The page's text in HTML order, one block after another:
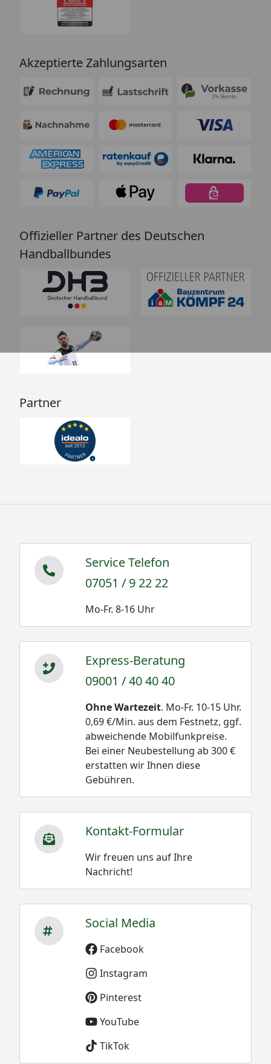
Akzeptierte Zahlungsarten
Offizieller Partner des Deutschen
Handballbundes
Partner
Service Telefon
07051 / 9 22 22
Mo-Fr. 8-16 Uhr
Express-Beratung
09001 / 40 40 40
Ohne Wartezeit. Mo-Fr. 10-15 Uhr.
0,69 €/Min. aus dem Festnetz, ggf.
abweichende Mobilfunkpreise.
Bei einer Neubestellung ab 300 €
erstatten wir Ihnen diese
Gebühren.
Kontakt-Formular
Wir freuen uns auf Ihre
Nachricht!
Social Media
Facebook
Instagram
Pinterest
YouTube
TikTok